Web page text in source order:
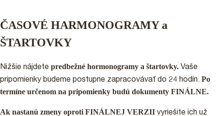
ČASOVÉ HARMONOGRAMY a
ŠTARTOVKY
Nižšie nájdete predbežné hormonogramy a štartovky. Vaše
pripomienky budeme postupne zapracovávať do 24 hodín. Po
termíne určenom na pripomienky budú dokumenty FINÁLNE.
Ak nastanú zmeny oproti FINÁLNEJ VERZII vyriešite ich už